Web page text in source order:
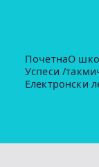
Основна
https://
ПочетнаО
Успеси /
Електронски